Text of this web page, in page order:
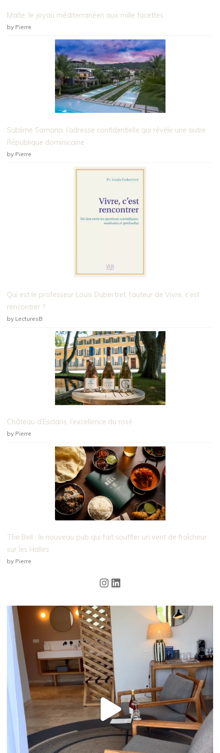
Malte, le joyau méditerranéen aux mille facettes
by Pierre
Sublime Samana, l’adresse confidentielle qui révèle une autre
République dominicaine
by Pierre
Qui est le professeur Louis Dubertret, l’auteur de Vivre, c’est
rencontrer ?
by LecturesB
Château d’Esclans, l’excellence du rosé
by Pierre
The Bell : le nouveau pub qui fait souffler un vent de fraîcheur
sur les Halles
by Pierre
Instagram
LinkedIn